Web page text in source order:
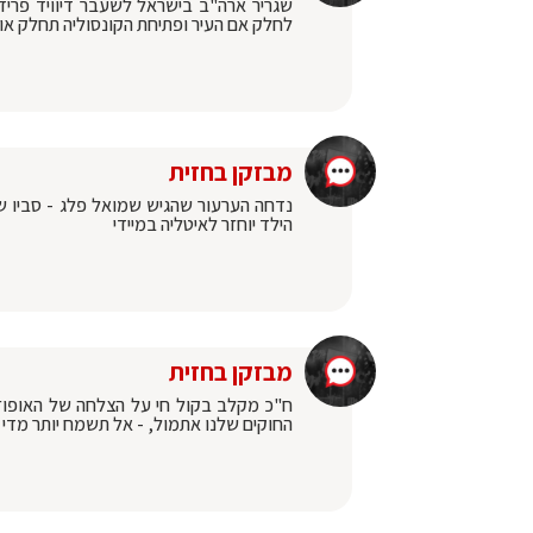
לחלק אם העיר ופתיחת הקונסוליה תחלק
מבזקן בחזית
נדחה הערעור שהגיש שמואל פלג - סביו
הילד יוחזר לאיטליה במיידי
מבזקן בחזית
ח"כ מקלב בקול חי על הצלחה של
החוקים שלנו אתמול, - אל תשמח יותר מדי